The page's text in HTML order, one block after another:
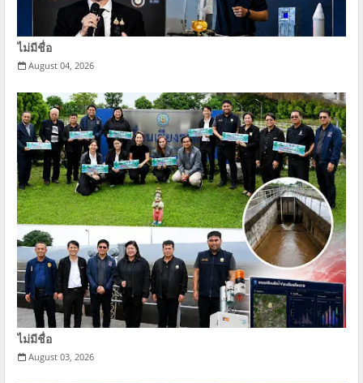
ไม่มีชื่อ
August 04, 2026
ไม่มีชื่อ
August 03, 2026